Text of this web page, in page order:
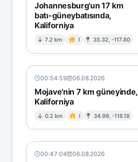
Johannesburg'un 17 km
batı-güneybatısında,
Kaliforniya
7.2 km I 35.32, -117.80
00:54:59 06.08.2026
Mojave'nin 7 km güneyinde,
Kaliforniya
0.2 km I 34.99, -118.18
00:47:04 06.08.2026